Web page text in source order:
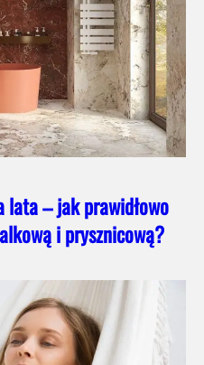
lata – jak prawidłowo
i prysznicową?